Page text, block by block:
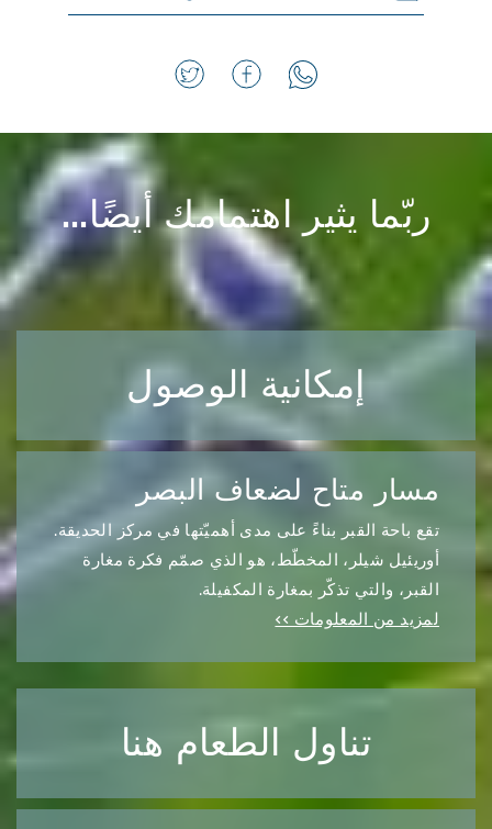
ربّما يثير اهتمامك أيضًا...
إمكانية الوصول
مسار متاح لضعاف البصر
تقع باحة القبر بناءً على مدى أهميّتها في مركز الحديقة.
أوريئيل شيلر، المخطّط، هو الذي صمّم فكرة مغارة
القبر، والتي تذكّر بمغارة المكفيلة.
لمزيد من المعلومات >>
تناول الطعام هنا